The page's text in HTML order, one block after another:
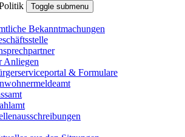
Toggle submenu
Bekanntmachungen
Anliegen
& Formulare